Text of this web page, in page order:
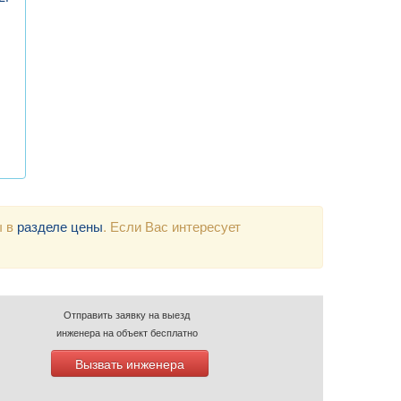
в разделе цены. Если Вас интересует
Отправить заявку на выезд
инженера на объект бесплатно
Вызвать инженера